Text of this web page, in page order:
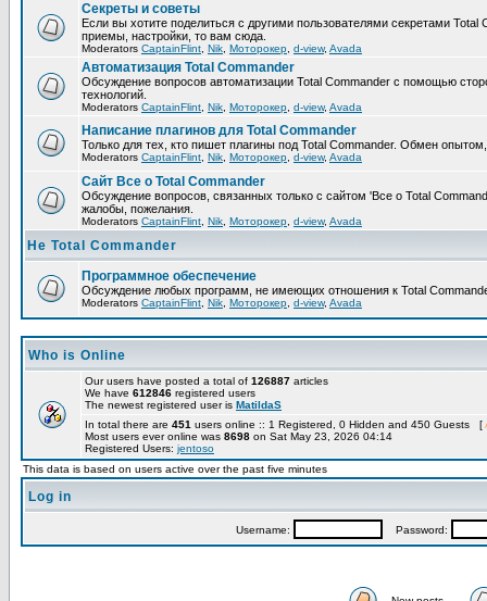
Секреты и советы
Если вы хотите поделиться с другими пользователями секретами Total
приемы, настройки, то вам сюда.
Moderators CaptainFlint Nik Моторокер d-view, Avada
Автоматизация Total Commander
Обсуждение вопросов автоматизации Total Commander с помощью
технологий.
Moderators CaptainFlint Nik Моторокер d-view, Avada
Написание плагинов для Total Commander
Только для тех, кто пишет плагины под Total Commander. Обмен
Moderators CaptainFlint Nik Моторокер d-view, Avada
Сайт Все о Total Commander
Обсуждение вопросов, связанных только с сайтом 'Все о Total
жалобы, пожелания.
Moderators CaptainFlint Nik Моторокер d-view, Avada
Не Total Commander
Программное обеспечение
Обсуждение любых программ, не имеющих отношения к Total
Moderators CaptainFlint Nik Моторокер d-view, Avada
Who is Online
Our users have posted a total of 126887 articles
We have 612846 registered users
The newest registered user is MatildaS
In total there are 451 users online :: 1 Registered, 0 Hidden and 450 Guests [
Most users ever online was 8698 on Sat May 23, 2026 04:14
Registered Users: jentoso
This data is based on users active over the past five minutes
Log in
Username: Password: